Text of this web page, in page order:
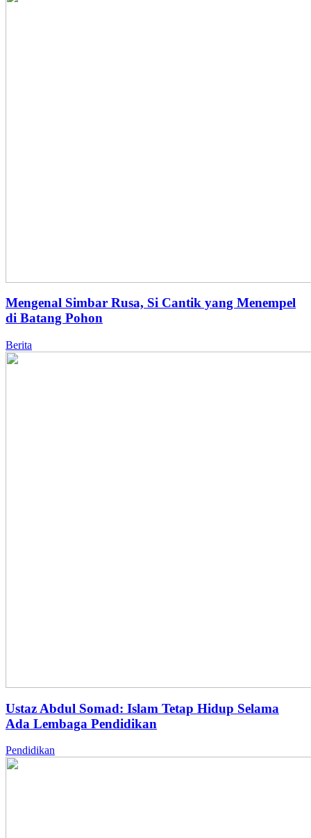
Mengenal Simbar Rusa, Si Cantik yang Menempel
di Batang Pohon
Berita
Ustaz Abdul Somad: Islam Tetap Hidup Selama
Ada Lembaga Pendidikan
Pendidikan